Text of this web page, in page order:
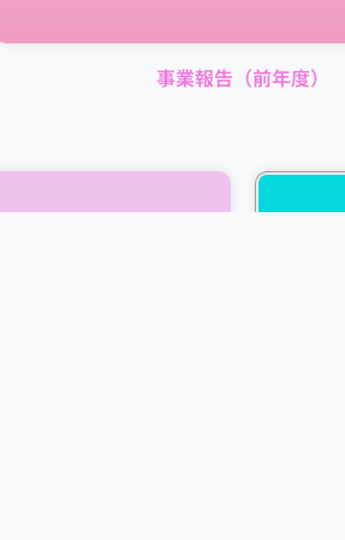
事業報告（前年度）